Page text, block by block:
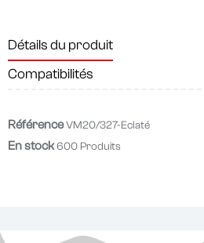
Détails du produit
Compatibilités
RéférenceVM20/327-Eclaté
En stock600 Produits